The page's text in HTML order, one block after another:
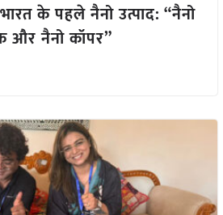
के पहले नैनो उत्पाद: “नैनो
और नैनो कॉपर”